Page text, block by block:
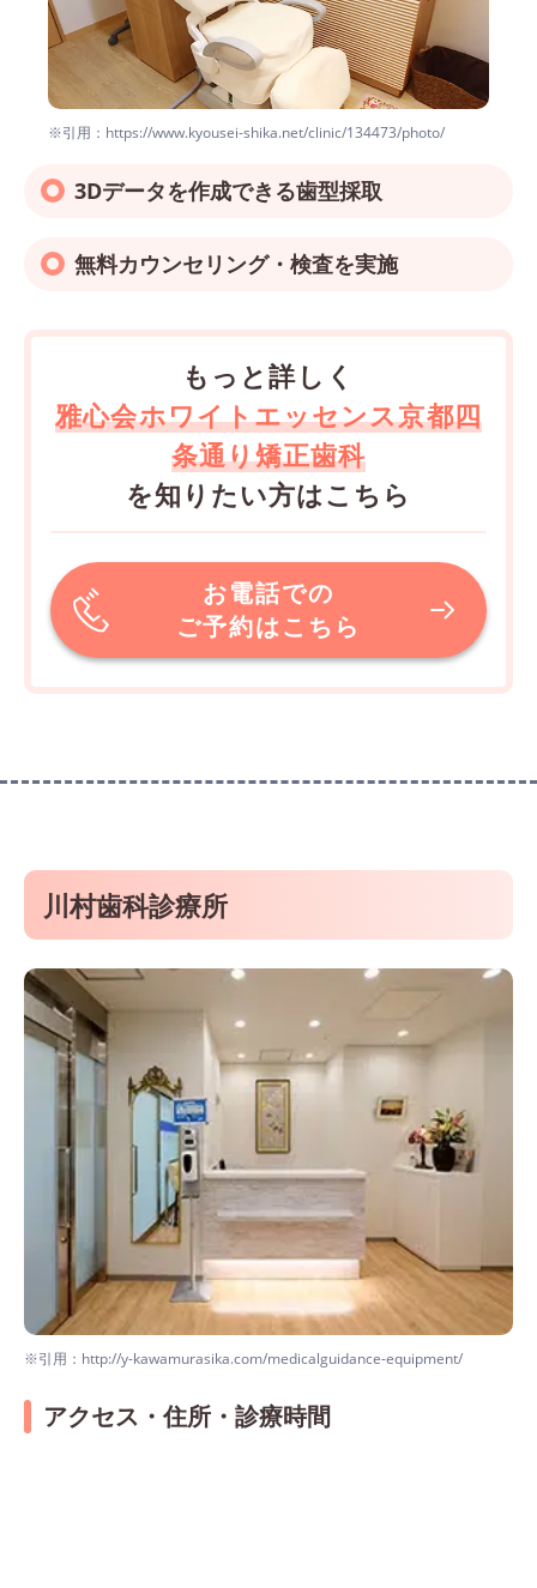
※引用：https://www.kyousei-shika.net/clinic/134473/photo/
3Dデータを作成できる歯型採取
無料カウンセリング・検査を実施
もっと詳しく
雅心会ホワイトエッセンス京都四
条通り矯正歯科
を知りたい方はこちら
お電話での
ご予約はこちら
川村歯科診療所
※引用：http://y-kawamurasika.com/medicalguidance-equipment/
アクセス・住所・診療時間